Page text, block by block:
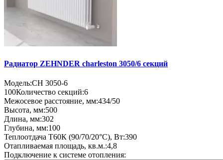
Радиатор ZEHNDER charleston 3050/6 секций
Модель:CH 3050-6
100Количество секций:6
Межосевое расстояние, мм:434/50
Высота, мм:500
Длина, мм:302
Глубина, мм:100
Теплоотдача Т60К (90/70/20°C), Вт:390
Отапливаемая площадь, кв.м.:4,8
Подключение к системе отопления: